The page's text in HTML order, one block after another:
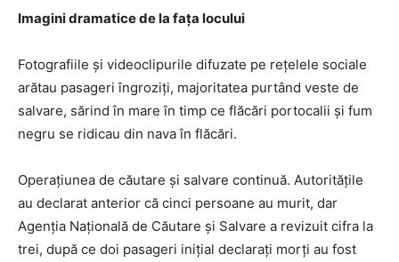
Imagini dramatice de la fața locului
Fotografiile şi videoclipurile difuzate pe reţelele sociale
arătau pasageri îngroziţi, majoritatea purtând veste de
salvare, sărind în mare în timp ce flăcări portocalii şi fum
negru se ridicau din nava în flăcări.
Operaţiunea de căutare şi salvare continuă. Autorităţile
au declarat anterior că cinci persoane au murit, dar
Agenţia Naţională de Căutare şi Salvare a revizuit cifra la
trei, după ce doi pasageri iniţial declaraţi morţi au fost